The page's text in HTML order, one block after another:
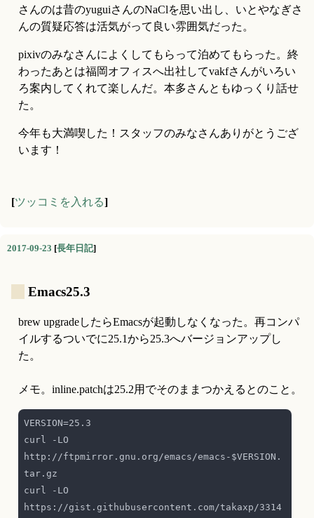
さんのは昔のyuguiさんのNaClを思い出し、いとやなぎさ
んの質疑応答は活気がって良い雰囲気だった。
pixivのみなさんによくしてもらって泊めてもらった。終
わったあとは福岡オフィスへ出社してvakfさんがいろい
ろ案内してくれて楽しんだ。本多さんともゆっくり話せ
た。
今年も大満喫した！スタッフのみなさんありがとうござ
います！
[ツッコミを入れる]
2017-09-23 [長年日記]
Emacs25.3
brew upgradeしたらEmacsが起動しなくなった。再コンパ
イルするついでに25.1から25.3へバージョンアップし
た。
メモ。inline.patchは25.2用でそのままつかえるとのこと。
curl -LO
http://ftpmirror.gnu.org/emacs/emacs-$VERSION.
curl -LO
https://gist.githubusercontent.com/takaxp/3314